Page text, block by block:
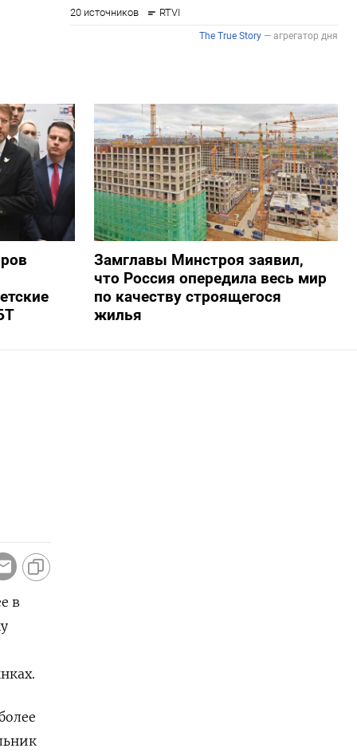
Замглавы Минстроя заявил,
что Россия опередила весь мир
по качеству строящегося
жилья
в